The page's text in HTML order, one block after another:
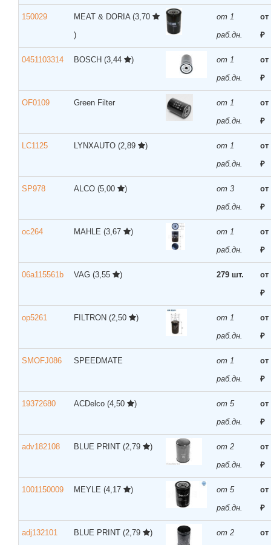
150029 MEAT & DORIA (3,70
)
от 1
раб.дн.
от
₽
0451103314 BOSCH (3,44 )
от 1
раб.дн.
от
₽
OF0109 Green Filter
от 1
раб.дн.
от
₽
LC1125 LYNXAUTO (2,89 )
от 1
раб.дн.
от
₽
SP978 ALCO (5,00 )
от 3
раб.дн.
от
₽
oc264 MAHLE (3,67 )
от 1
раб.дн.
от
₽
06a115561b VAG (3,55 ) 279 шт.
от
₽
op5261 FILTRON (2,50 )
от 1
раб.дн.
от
₽
SMOFJ086 SPEEDMATE
от 1
раб.дн.
от
₽
19372680 ACDelco (4,50 )
от 5
раб.дн.
от
₽
adv182108 BLUE PRINT (2,79 )
от 2
раб.дн.
от
₽
1001150009 MEYLE (4,17 )
от 5
раб.дн.
от
₽
adj132101 BLUE PRINT (2,79 )
от 2
от